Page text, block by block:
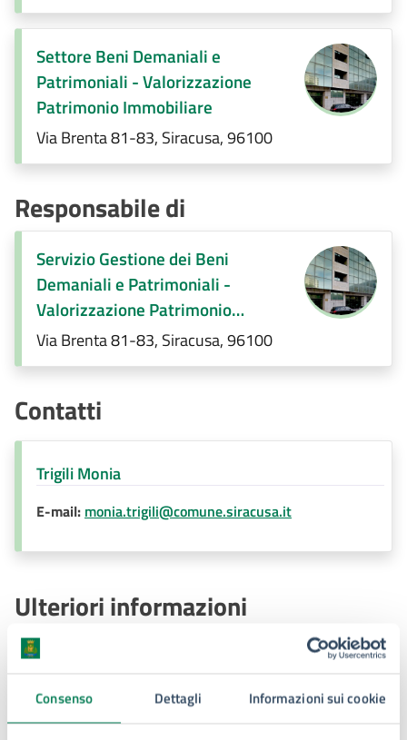
Consenso Dettagli Informazioni sui cookie
Settore Beni Demaniali e
Patrimoniali - Valorizzazione
Patrimonio Immobiliare
Via Brenta 81-83, Siracusa, 96100
Responsabile di
Servizio Gestione dei Beni
Demaniali e Patrimoniali -
Valorizzazione Patrimonio
Immobiliare (E.Q)
Via Brenta 81-83, Siracusa, 96100
Contatti
Trigili Monia
E-mail: monia.trigili@comune.siracusa.it
Ulteriori informazioni
Determina Dirigenziale n. 1677 del 10-04-25- Incarico
di E.Q. dott.ssa Trigili Monia